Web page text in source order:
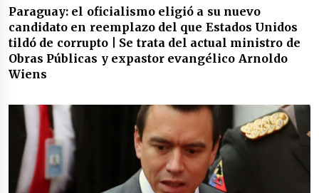
Paraguay: el oficialismo eligió a su nuevo
candidato en reemplazo del que Estados Unidos
tildó de corrupto | Se trata del actual ministro de
Obras Públicas y expastor evangélico Arnoldo
Wiens